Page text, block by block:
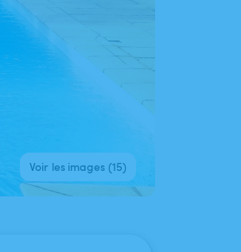
Voir les images (15)